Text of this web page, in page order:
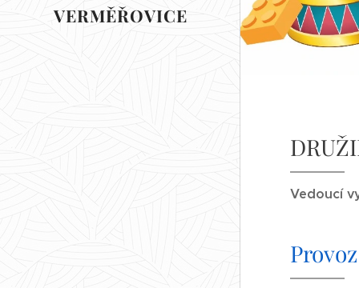
VERMĚŘOVICE
VERMĚŘOVICE
Vedoucí